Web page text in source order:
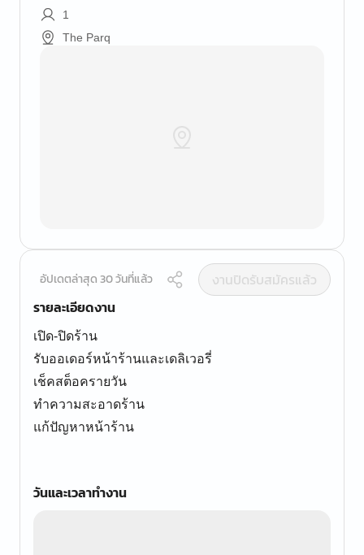
1
The Parq
อัปเดตล่าสุด 30 วันที่แล้ว
งานปิดรับสมัครแล้ว
รายละเอียดงาน
เปิด-ปิดร้าน
รับออเดอร์หน้าร้านและเดลิเวอรี่
เช็คสต็อครายวัน
ทำความสะอาดร้าน
แก้ปัญหาหน้าร้าน
วันและเวลาทำงาน